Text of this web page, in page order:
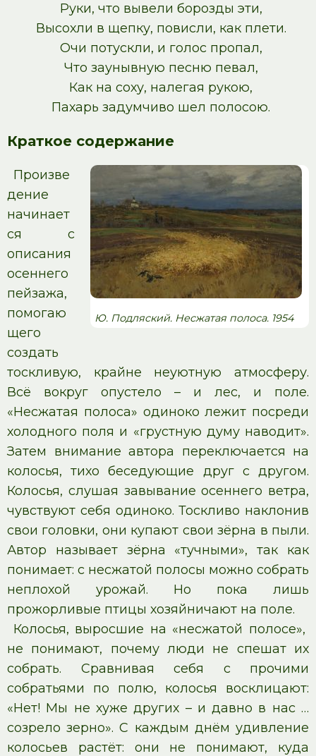
Руки, что вывели борозды эти,
Высохли в щепку, повисли, как плети.
Очи потускли, и голос пропал,
Что заунывную песню певал,
Как на соху, налегая рукою,
Пахарь задумчиво шел полосою.
Краткое содержание
Ю. Подляский. Несжатая полоса. 1954
Произве
дение
начинает
ся с
описания
осеннего
пейзажа,
помогаю
щего
создать
тоскливую, крайне неуютную атмосферу.
Всё вокруг опустело – и лес, и поле.
«Несжатая полоса» одиноко лежит посреди
холодного поля и «грустную думу наводит».
Затем внимание автора переключается на
колосья, тихо беседующие друг с другом.
Колосья, слушая завывание осеннего ветра,
чувствуют себя одиноко. Тоскливо наклонив
свои головки, они купают свои зёрна в пыли.
Автор называет зёрна «тучными», так как
понимает: с несжатой полосы можно собрать
неплохой урожай. Но пока лишь
прожорливые птицы хозяйничают на поле.
Колосья, выросшие на «несжатой полосе»,
не понимают, почему люди не спешат их
собрать. Сравнивая себя с прочими
собратьями по полю, колосья восклицают:
«Нет! Мы не хуже других – и давно в нас …
созрело зерно». С каждым днём удивление
колосьев растёт: они не понимают, куда